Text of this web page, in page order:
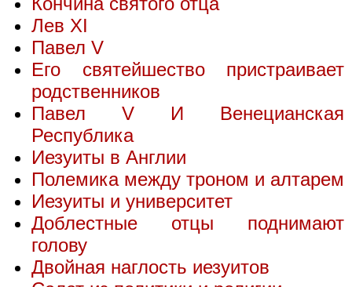
Лев XI
Павел V
Его святейшество пристраивает
родственников
Павел V И Венецианская
Республика
Иезуиты в Англии
Полемика между троном и алтарем
Иезуиты и университет
Доблестные отцы поднимают
голову
Двойная наглость иезуитов